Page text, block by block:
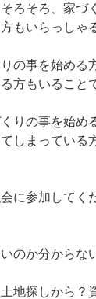
ろそろ、家づ
もいらっしゃ
の事を始める
方もいること
りの事を始め
しまっている
に参加してく
のか分からな
地探しから？